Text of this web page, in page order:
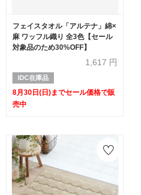
フェイスタオル「アルテナ」綿×
麻 ワッフル織り 全3色【セール
対象品のため30%OFF】
1,617 円
IDC在庫品
8月30日(日)までセール価格で販
売中